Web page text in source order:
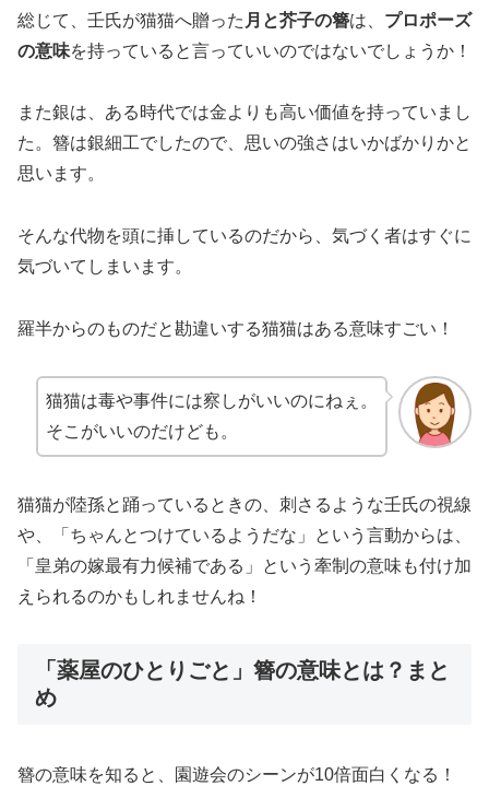
総じて、壬氏が猫猫へ贈った 月と芥子の簪は、 プロポーズ
の意味を持っていると言っていいのではないでしょうか！
また銀は、ある時代では金よりも高い価値を持っていまし
た。簪は銀細工でしたので、思いの強さはいかばかりかと
思います。
そんな代物を頭に挿しているのだから、気づく者はすぐに
気づいてしまいます。
羅半からのものだと勘違いする猫猫はある意味すごい！
猫猫は毒や事件には察しがいいのにねぇ。
そこがいいのだけども。
猫猫が陸孫と踊っているときの、刺さるような壬氏の視線
や、「ちゃんとつけているようだな」という言動からは、
「皇弟の嫁最有力候補である」という牽制の意味も付け加
えられるのかもしれませんね！
「薬屋のひとりごと」簪の意味とは？まと
め
簪の意味を知ると、園遊会のシーンが10倍面白くなる！